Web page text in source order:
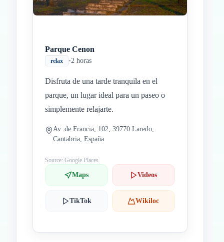
Parque Cenon
relax •2 horas
Disfruta de una tarde tranquila en el
parque, un lugar ideal para un paseo o
simplemente relajarte.
Av. de Francia, 102, 39770 Laredo,
Cantabria, España
Source: Google Places
Maps Videos
TikTok Wikiloc